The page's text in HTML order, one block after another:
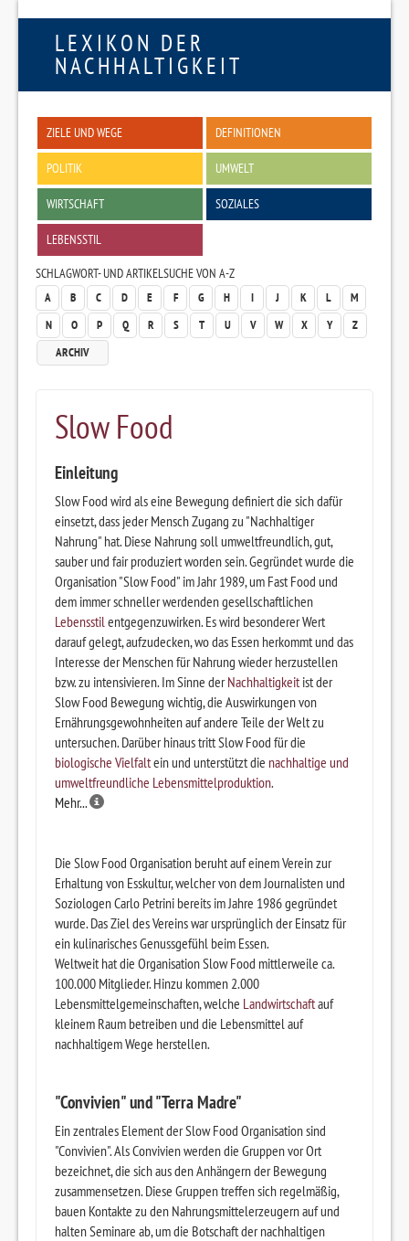
LEXIKON DER
NACHHALTIGKEIT
ZIELE UND WEGE DEFINITIONEN
POLITIK UMWELT
WIRTSCHAFT SOZIALES
LEBENSSTIL
SCHLAGWORT- UND ARTIKELSUCHE VON A-Z
A B C D E F G H I J K L
M
N
O P Q R S T U V W X Y
Z
ARCHIV
Slow Food
Einleitung
Slow Food wird als eine Bewegung definiert die sich dafür
einsetzt, dass jeder Mensch Zugang zu "Nachhaltiger
Nahrung" hat. Diese Nahrung soll umweltfreundlich, gut,
sauber und fair produziert worden sein. Gegründet wurde die
Organisation "Slow Food" im Jahr 1989, um Fast Food und
dem immer schneller werdenden gesellschaftlichen
Lebensstilentgegenzuwirken. Es wird besonderer Wert
darauf gelegt, aufzudecken, wo das Essen herkommt und das
Interesse der Menschen für Nahrung wieder herzustellen
bzw. zu intensivieren. Im Sinne derNachhaltigkeitist der
Slow Food Bewegung wichtig, die Auswirkungen von
Ernährungsgewohnheiten auf andere Teile der Welt zu
untersuchen. Darüber hinaus tritt Slow Food für die
biologische Vielfaltein und unterstützt die nachhaltige und
umweltfreundliche Lebensmittelproduktion.
Mehr...
Die Slow Food Organisation beruht auf einem Verein zur
Erhaltung von Esskultur, welcher von dem Journalisten und
Soziologen Carlo Petrini bereits im Jahre 1986 gegründet
wurde. Das Ziel des Vereins war ursprünglich der Einsatz für
ein kulinarisches Genussgefühl beim Essen.
Weltweit hat die Organisation Slow Food mittlerweile ca.
100.000 Mitglieder. Hinzu kommen 2.000
Lebensmittelgemeinschaften, welche Landwirtschaftauf
kleinem Raum betreiben und die Lebensmittel auf
nachhaltigem Wege herstellen.
"Convivien" und "Terra Madre"
Ein zentrales Element der Slow Food Organisation sind
"Convivien". Als Convivien werden die Gruppen vor Ort
bezeichnet, die sich aus den Anhängern der Bewegung
zusammensetzen. Diese Gruppen treffen sich regelmäßig,
bauen Kontakte zu den Nahrungsmittelerzeugern auf und
halten Seminare ab, um die Botschaft der nachhaltigen